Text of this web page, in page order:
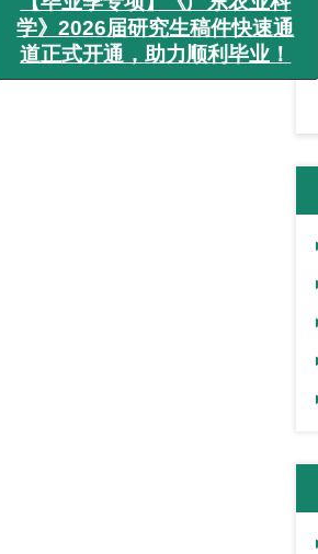
式开通，助力顺利毕业！